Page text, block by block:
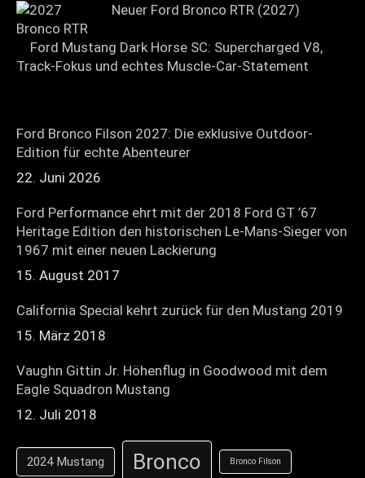
Neuer Ford Bronco RTR (2027)
Ford Mustang Dark Horse SC: Supercharged V8,
Track-Fokus und echtes Muscle-Car-Statement
Ford Bronco Filson 2027: Die exklusive Outdoor-
Edition für echte Abenteurer
22. Juni 2026
Ford Performance ehrt mit der 2018 Ford GT ’67
Heritage Edition den historischen Le-Mans-Sieger von
1967 mit einer neuen Lackierung
15. August 2017
California Special kehrt zurück für den Mustang 2019
15. März 2018
Vaughn Gittin Jr. Höhenflug in Goodwood mit dem
Eagle Squadron Mustang
12. Juli 2018
2024 Mustang Bronco Bronco Filson